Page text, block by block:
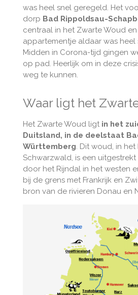
was heel snel geregeld. Het
dorp Bad Rippoldsau-
centraal in het Zwarte Woud
appartementje aldaar was heel
Midden in Corona-tijd gingen
op pad. Heerlijk om in deze
weg te kunnen.
Waar ligt het
Het Zwarte Woud ligt in het
Duitsland, in de deelstaat
Württemberg. Dit woud, in het
Schwarzwald, is een
door het Rijndal in het westen
bij de grens met Frankrijk en
bron van de rivieren Donau en